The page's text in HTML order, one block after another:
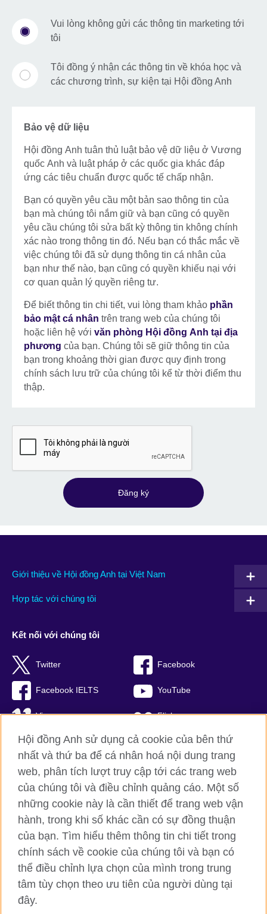
Vui lòng không gửi các thông tin marketing tới
tôi
Tôi đồng ý nhận các thông tin về khóa học và
các chương trình, sự kiện tại Hội đồng Anh
Bảo vệ dữ liệu
Hội đồng Anh tuân thủ luật bảo vệ dữ liệu ở Vương
quốc Anh và luật pháp ở các quốc gia khác đáp
ứng các tiêu chuẩn được quốc tế chấp nhận.
Bạn có quyền yêu cầu một bản sao thông tin của
bạn mà chúng tôi nắm giữ và bạn cũng có quyền
yêu cầu chúng tôi sửa bất kỳ thông tin không chính
xác nào trong thông tin đó. Nếu bạn có thắc mắc về
việc chúng tôi đã sử dụng thông tin cá nhân của
bạn như thế nào, bạn cũng có quyền khiếu nại với
cơ quan quản lý quyền riêng tư.
Để biết thông tin chi tiết, vui lòng tham khảo phần
bảo mật cá nhân trên trang web của chúng tôi
hoặc liên hệ với văn phòng Hội đồng Anh tại địa
phương của bạn. Chúng tôi sẽ giữ thông tin của
bạn trong khoảng thời gian được quy định trong
chính sách lưu trữ của chúng tôi kể từ thời điểm thu
thập.
Đăng ký
Giới thiệu về Hội đồng Anh tại Việt Nam
Hợp tác với chúng tôi
Kết nối với chúng tôi
Twitter Facebook
Facebook IELTS YouTube
Vimeo Flickr
RSS TikTok
Hội đồng Anh toàn cầu
Bảo mật thông tin và quy định sử dụng
Cookie
Sơ đồ trang
© 2026 British Council
British Council (Viet Nam) LLC (
Hội đồng Anh sử dụng cả cookie của bên thứ
nhất và thứ ba để cá nhân hoá nội dung trang
web, phân tích lượt truy cập tới các trang web
của chúng tôi và điều chỉnh quảng cáo. Một số
những cookie này là cần thiết để trang web vận
hành, trong khi số khác cần có sự đồng thuận
của bạn. Tìm hiểu thêm thông tin chi tiết trong
chính sách về cookie của chúng tôi và bạn có
thể điều chỉnh lựa chọn của mình trong trung
tâm tùy chọn theo ưu tiên của người dùng tại
đây.